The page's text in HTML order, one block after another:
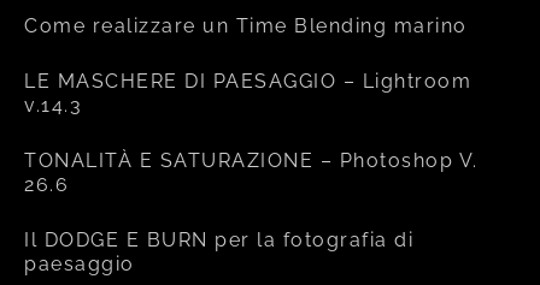
Come realizzare un Time Blending marino
LE MASCHERE DI PAESAGGIO – Lightroom
v.14.3
TONALITÀ E SATURAZIONE – Photoshop V.
26.6
Il DODGE E BURN per la fotografia di
paesaggio